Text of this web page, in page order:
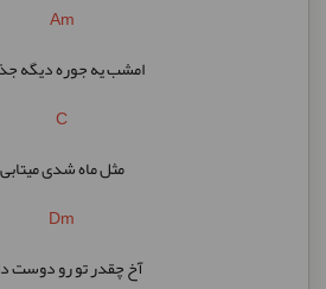
Am
امشب یه جوره دیگه
C
مثل ماه شدی میتابی
Dm
آخ چقدر تو رو دوست